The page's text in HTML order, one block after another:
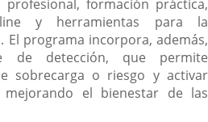
formación práctica,
y herramientas para la
El programa incorpora, además,
de detección, que permite
sobrecarga o riesgo y activar
mejorando el bienestar de las